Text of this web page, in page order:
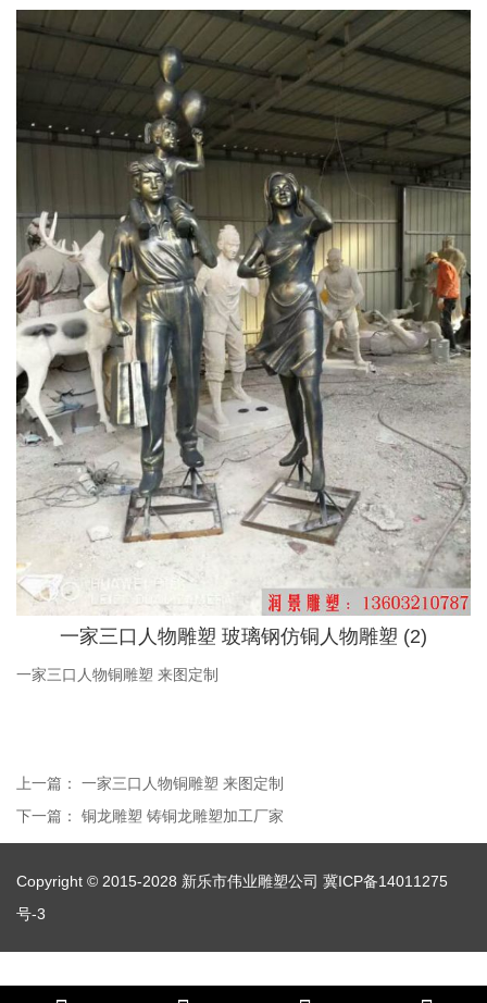
一家三口人物雕塑 玻璃钢仿铜人物雕塑 (2)
一家三口人物铜雕塑 来图定制
上一篇： 一家三口人物铜雕塑 来图定制
下一篇： 铜龙雕塑 铸铜龙雕塑加工厂家
Copyright © 2015-2028 新乐市伟业雕塑公司 冀ICP备14011275
号-3